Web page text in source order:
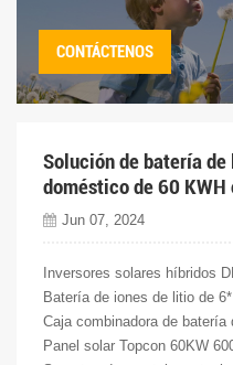
CONTÁCTENOS
Solución de batería
doméstico de 60 KWH
Jun 07, 2024
Inversores solares híbridos
Batería de iones de litio de
Caja combinadora de batería
Panel solar Topcon 60KW